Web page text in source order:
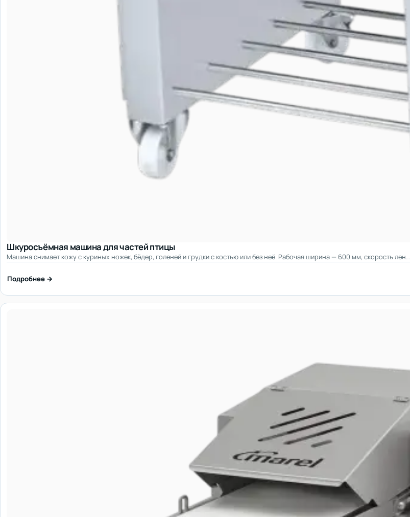
Шкуросъёмная машина для частей птицы
Машина снимает кожу с куриных ножек, бёдер, голеней и грудки с костью или без неё. Рабочая ширина — 600 мм, скорость лен…
Подробнее →